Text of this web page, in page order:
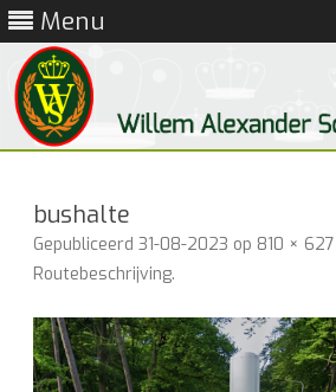
Menu
inhoud
bushalte
Gepubliceerd 31-08-2023 op 810 × 627
Routebeschrijving.